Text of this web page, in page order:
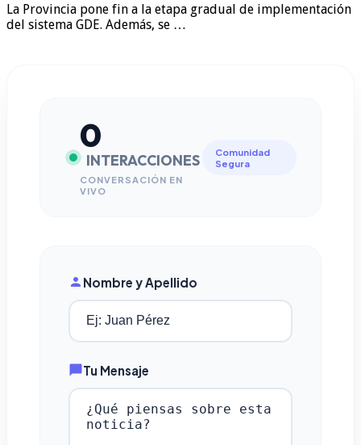
La Provincia pone fin a la etapa gradual de implementación
del sistema GDE. Además, se …
0
INTERACCIONES
CONVERSACIÓN EN
VIVO
Comunidad
Segura
Nombre y Apellido
Tu Mensaje